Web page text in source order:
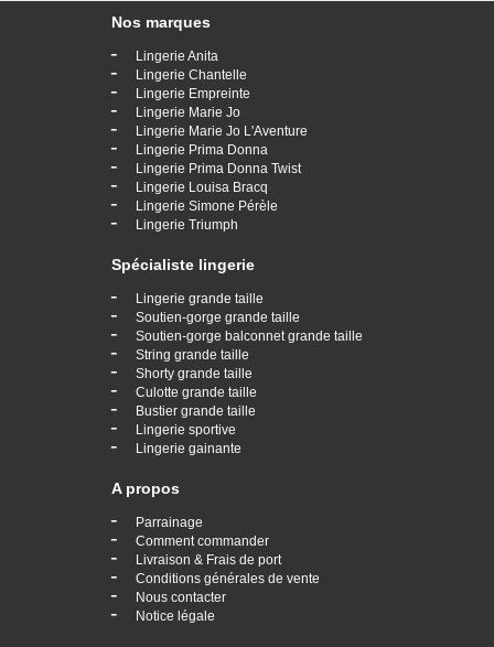
Nos marques
- Lingerie Anita
- Lingerie Chantelle
- Lingerie Empreinte
- Lingerie Marie Jo
- Lingerie Marie Jo L'Aventure
- Lingerie Prima Donna
- Lingerie Prima Donna Twist
- Lingerie Louisa Bracq
- Lingerie Simone Pérèle
- Lingerie Triumph
Spécialiste lingerie
- Lingerie grande taille
- Soutien-gorge grande taille
- Soutien-gorge balconnet grande taille
- String grande taille
- Shorty grande taille
- Culotte grande taille
- Bustier grande taille
- Lingerie sportive
- Lingerie gainante
A propos
- Parrainage
- Comment commander
- Livraison & Frais de port
- Conditions générales de vente
- Nous contacter
- Notice légale